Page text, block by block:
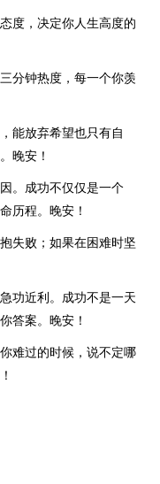
度，决定你人生高度的
分钟热度，每一个你羡
能放弃希望也只有自
晚安！
。成功不仅仅是一个
历程。晚安！
失败；如果在困难时坚
功近利。成功不是一天
答案。晚安！
难过的时候，说不定哪